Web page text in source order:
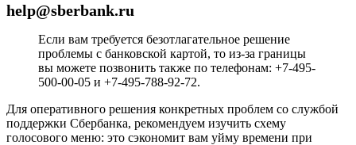
help@sberbank.ru
Если вам требуется безотлагательное решение
проблемы с банковской картой, то из-за границы
вы можете позвонить также по телефонам: +7-495-
500-00-05 и +7-495-788-92-72.
Для оперативного решения конкретных проблем со службой
поддержки Сбербанка, рекомендуем изучить схему
голосового меню: это сэкономит вам уйму времени при